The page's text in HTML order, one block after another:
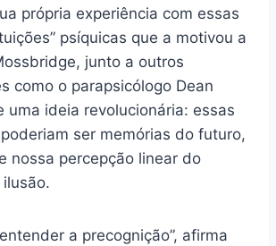
própria experiência com essas
psíquicas que a motivou a
junto a outros
como o parapsicólogo Dean
uma ideia revolucionária: essas
ser memórias do futuro,
nossa percepção linear do
a precognição”, afirma